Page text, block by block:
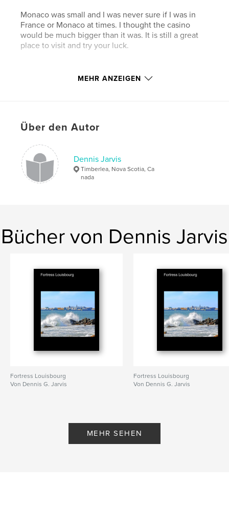
Monaco was small and I was never sure if I was in
France or Monaco at times. I thought the casino
would be much bigger than it was. It is still a great
place to visit and try your luck.
Eigenschaften und Details
Veröffentlichungsdatum:
SpracheEnglish
MEHR ANZEIGEN
Über den Autor
Dennis Jarvis
Timberlea, Nova Scotia, Ca
nada
Bücher von Dennis Jarvis
Fortress Louisbourg
Von Dennis G. Jarvis
Fortress Louisbourg
Von Dennis G. Jarvis
MEHR SEHEN